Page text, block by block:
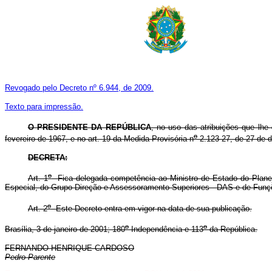
Revogado pelo Decreto nº 6.944, de 2009.
Texto para impressão.
O PRESIDENTE DA REPÚBLICA, no uso das atribuições que
fevereiro de 1967, e no art. 19 da Medida Provisória no2.123-27, de 27 de
DECRETA:
Art. 1oFica delegada competência ao Ministro de Estado do
Especial, do Grupo-Direção e Assessoramento Superiores - DAS e de
Art. 2oEste Decreto entra em vigor na data de sua publicação.
Brasília, 3 de janeiro de 2001; 180oIndependência e 113oda República.
FERNANDO HENRIQUE CARDOSO
Pedro Parente